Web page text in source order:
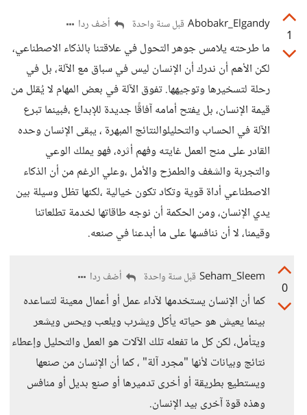
1
Abobakr_Elgandy قبل سنة واحدة أضف ردا
ما طرحته يلامس جوهر التحول في علاقتنا بالذكاء الاصطناعي،
لكن الأهم أن ندرك أن الإنسان ليس في سباق مع الآلة، بل في
رحلة لتسخيرها وتوجيهها. تفوق الآلة في بعض المهام لا يُقلل من
قيمة الإنسان، بل يفتح أمامه آفاقًا جديدة للإبداع ،فبينما تبرع
الآلة في الحساب والتحليلوالنتائج المبهرة ، يبقى الإنسان وحده
القادر على منح العمل غايته وفهم أثره، فهو يملك الوعي
والتجربة والشغف والطمزح والأمل ،وعلي الرغم من أن الذكاء
الاصطناعي أداة قوية وتكاد تكون خيالية ،لكنها تظل وسيلة بين
يدي الإنسان، ومن الحكمة أن نوجه طاقاتها لخدمة تطلعاتنا
وقيمنا، لا أن ننافسها على ما أبدعنا في صنعه.
0
Seham_Sleem قبل سنة واحدة أضف ردا
كما أن الإنسان يستخدمها لآداء عمل أو أعمال معينة لتساعده
بينما يعيش هو حياته يأكل ويشرب ويلعب ويحس ويشعر
ويتأمل، لكن كل ما تفعله تلك الآلات هو العمل والتحليل وإعطاء
نتائج وبيانات لأنها "مجرد آلة" ، كما أن الإنسان من صنعها
ويستطيع بطريقة أو أخرى تدميرها أو صنع بديل أو منافس
وهذه قوة آخرى بيد الإنسان.